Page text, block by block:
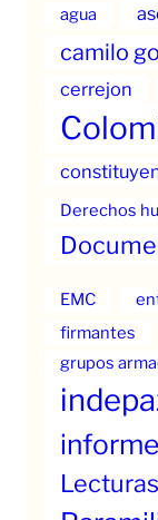
agua
camilo
cerrejon
Derechos
EMC
firmantes
grupos
informe
Lecturas